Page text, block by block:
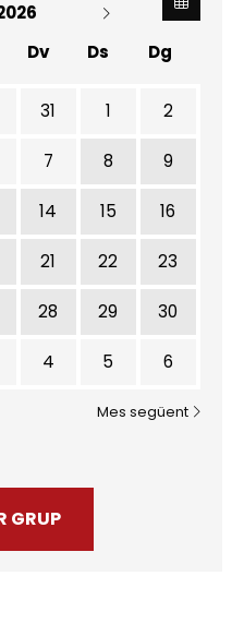
Dv Ds Dg
mes
31 1 2
7 8 9
14 15 16
21 22 23
28 29 30
4 5 6
Mes següent
GRUP